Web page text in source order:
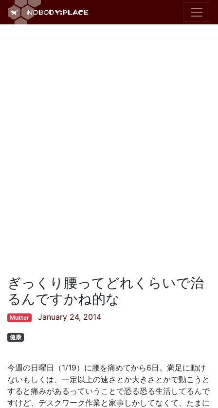
ぎっくり腰ってどれくらいで治
るんですかね的な
Mutter January 24, 2014
健康
今週の日曜日（1/19）に腰を痛めてから6日。満足に動け
ないもしくは、一定以上の速さとか大きさとかで動こうと
すると痛みがあるっていうことで恐る恐る生活してるんで
すけど、デスクワーク作業と家事しかしてなくて、たまに